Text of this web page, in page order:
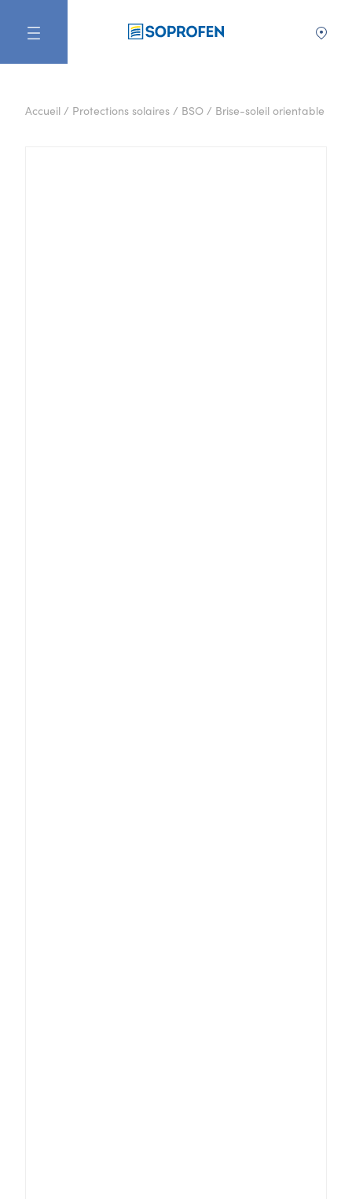
Accueil/ Protections solaires/ BSO/ Brise-soleil orientable